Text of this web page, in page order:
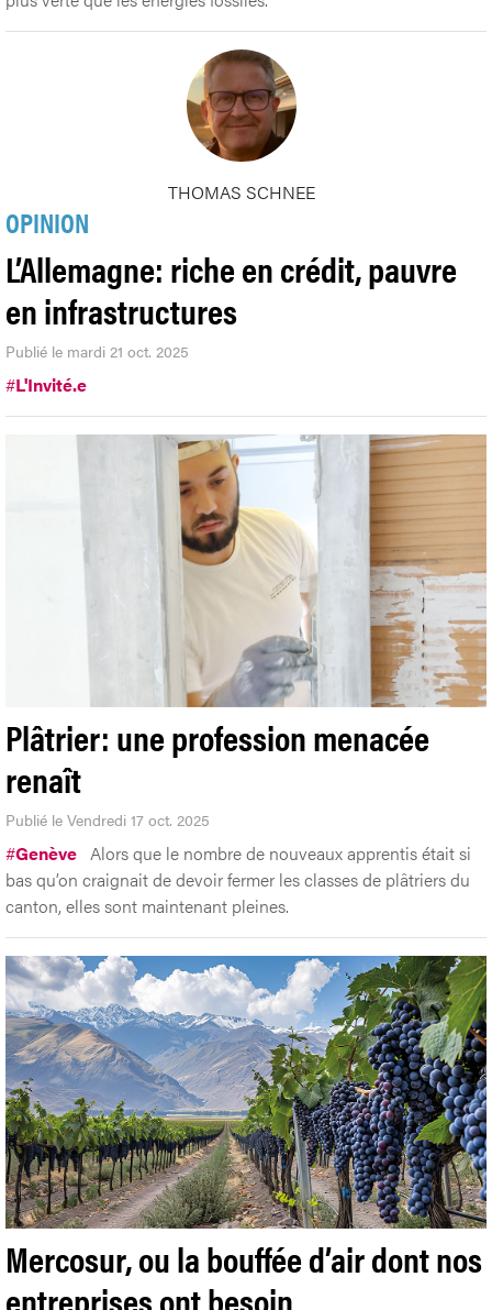
THOMAS SCHNEE
OPINION
L’Allemagne: riche en crédit, pauvre
en infrastructures
Publié le mardi 21 oct. 2025
#L'Invité.e
Plâtrier: une profession menacée
renaît
Publié le Vendredi 17 oct. 2025
#Genève Alors que le nombre de nouveaux apprentis était si
bas qu’on craignait de devoir fermer les classes de plâtriers du
canton, elles sont maintenant pleines.
Mercosur, ou la bouffée d’air dont nos
entreprises ont besoin